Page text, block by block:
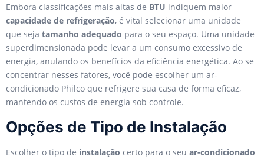
Embora classificações mais altas de BTU indiquem maior
capacidade de refrigeração, é vital selecionar uma unidade
que seja tamanho adequado para o seu espaço. Uma unidade
superdimensionada pode levar a um consumo excessivo de
energia, anulando os benefícios da eficiência energética. Ao se
concentrar nesses fatores, você pode escolher um ar-
condicionado Philco que refrigere sua casa de forma eficaz,
mantendo os custos de energia sob controle.
Opções de Tipo de Instalação
Escolher o tipo de instalação certo para o seu ar-condicionado